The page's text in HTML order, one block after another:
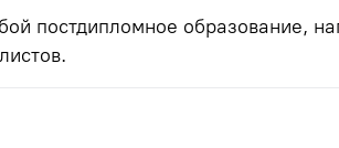
постдипломное образование,